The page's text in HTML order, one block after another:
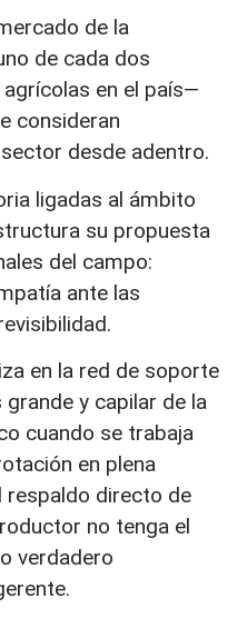
de la
de cada dos
en el país—
consideran
desde adentro.
ligadas al ámbito
su propuesta
del campo:
ante las
en la red de soporte
y capilar de la
cuando se trabaja
en plena
respaldo directo de
no tenga el
verdadero